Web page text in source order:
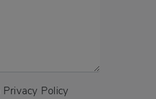
Privacy Policy